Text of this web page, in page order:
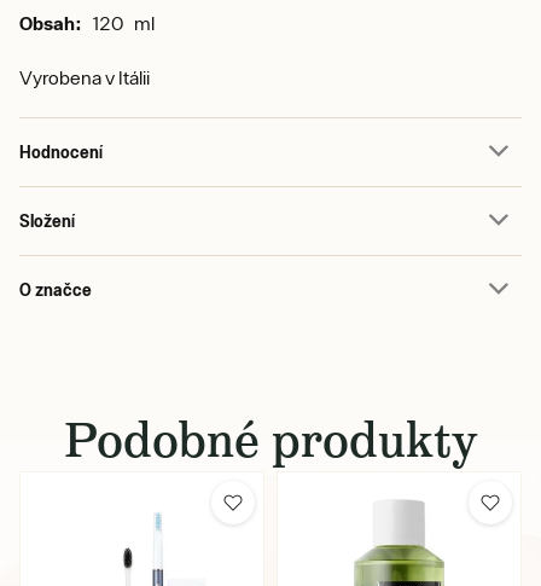
Obsah: 120 ml
Vyrobena v Itálii
Hodnocení
Složení
O značce
Podobné produkty